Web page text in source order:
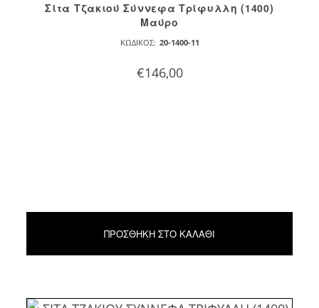
Σίτα Τζακιού Σύννεφα Τρίφυλλη (1400)
Μαύρο
ΚΩΔΙΚΌΣ: 20-1400-11
€146,00
ΠΡΟΣΘΉΚΗ ΣΤΟ ΚΑΛΆΘΙ